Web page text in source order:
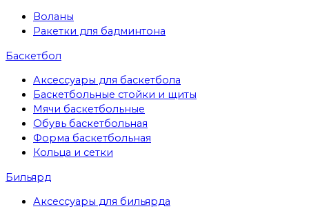
Воланы
Ракетки для бадминтона
Баскетбол
Аксессуары для баскетбола
Баскетбольные стойки и щиты
Мячи баскетбольные
Обувь баскетбольная
Форма баскетбольная
Кольца и сетки
Бильярд
Аксессуары для бильярда